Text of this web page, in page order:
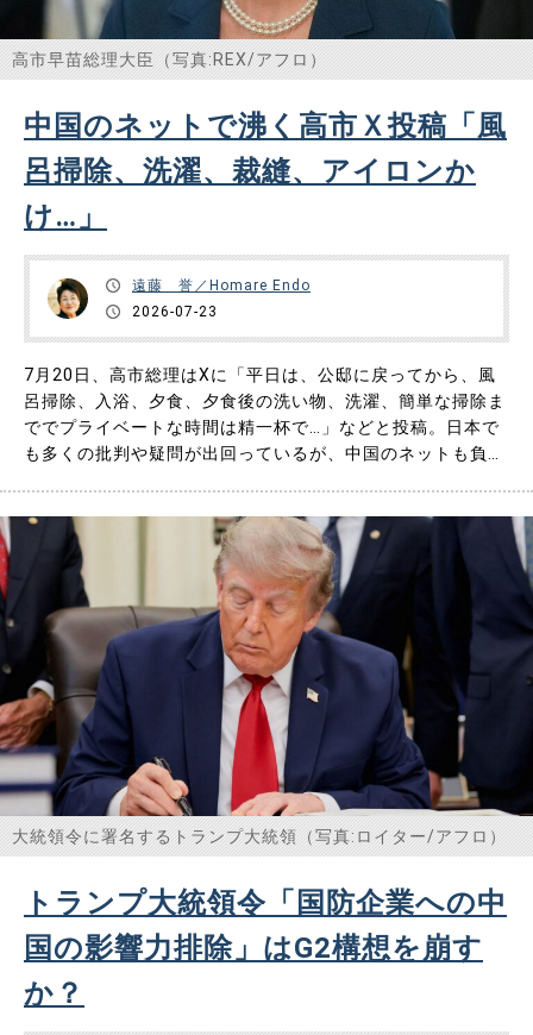
高市早苗総理大臣（写真:REX/アフロ）
中国のネットで沸く高市Ｘ投稿「風
呂掃除、洗濯、裁縫、アイロンか
け…」
遠藤 誉／Homare Endo
2026-07-23
7月20日、高市総理はXに「平日は、公邸に戻ってから、風
呂掃除、入浴、夕食、夕食後の洗い物、洗濯、簡単な掃除ま
ででプライベートな時間は精一杯で…」などと投稿。日本で
も多くの批判や疑問が出回っているが、中国のネットも負け
のため図表１に高市総理のＸ投稿（ポスト）内容をお示しす
る。ログインした場……
大統領令に署名するトランプ大統領（写真:ロイター/アフロ）
トランプ大統領令「国防企業への中
国の影響力排除」はG2構想を崩す
か？